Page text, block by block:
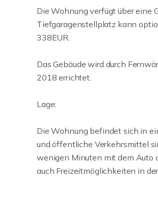
Die Wohnung verfügt über eine
Tiefgaragenstellplatz kann
338EUR.
Das Gebäude wird durch
2018 errichtet.
Lage:
Die Wohnung befindet sich in
und öffentliche Verkehrsmittel
wenigen Minuten mit dem Auto
auch Freizeitmöglichkeiten in